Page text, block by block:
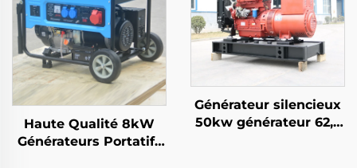
Haute Qualité 8kW
Générateurs Portatifs
Générateur silencieux
50kw générateur 62,5